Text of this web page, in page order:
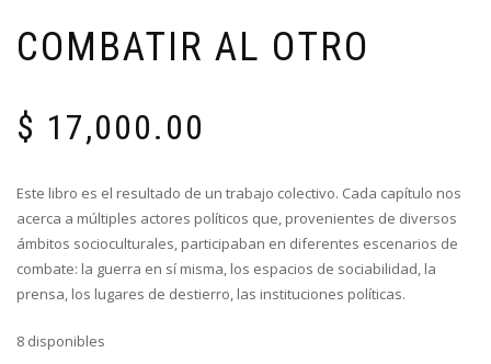
COMBATIR AL OTRO
$ 17,000.00
Este libro es el resultado de un trabajo colectivo. Cada capítulo nos
acerca a múltiples actores políticos que, provenientes de diversos
ámbitos socioculturales, participaban en diferentes escenarios de
combate: la guerra en sí misma, los espacios de sociabilidad, la
prensa, los lugares de destierro, las instituciones políticas.
8 disponibles